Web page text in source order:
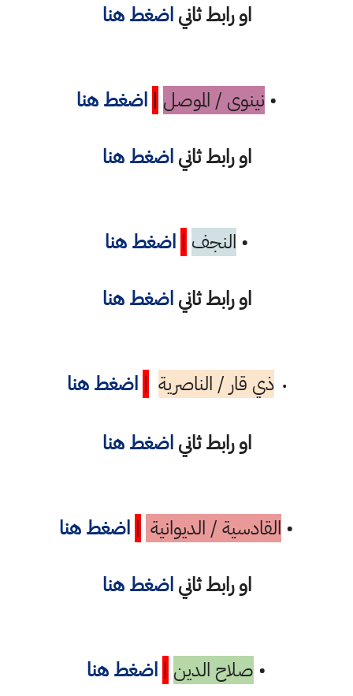
او رابط ثاني اضغط هنا
• نينوى / الموصل | اضغط هنا
او رابط ثاني اضغط هنا
• النجف | اضغط هنا
او رابط ثانياضغط هنا
• ذي قار / الناصرية | اضغط هنا
او رابط ثانياضغط هنا
• القادسية / الديوانية | اضغط هنا
او رابط ثانياضغط هنا
• صلاح الدين | اضغط هنا